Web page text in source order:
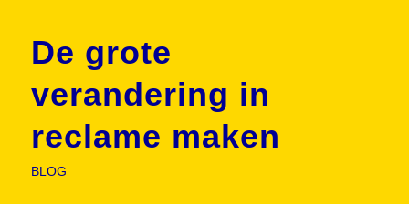
De grote
verandering in
reclame maken
BLOG